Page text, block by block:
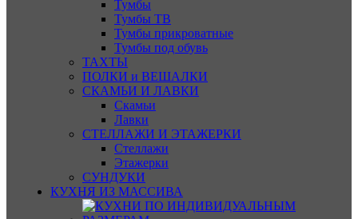
Тумбы
Тумбы ТВ
Тумбы прикроватные
Тумбы под обувь
ТАХТЫ
ПОЛКИ и ВЕШАЛКИ
СКАМЬИ И ЛАВКИ
Скамьи
Лавки
СТЕЛЛАЖИ И ЭТАЖЕРКИ
Стеллажи
Этажерки
СУНДУКИ
КУХНЯ ИЗ МАССИВА